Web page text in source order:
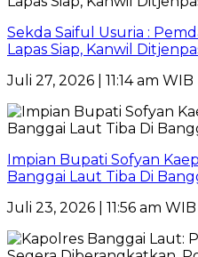
Sekda Saiful Usuria :
Lapas Siap, Kanwil
Juli 27, 2026 | 11:14 am WIB
Impian Bupati Sofyan
Banggai Laut Tiba Di
Juli 23, 2026 | 11:56 am WIB